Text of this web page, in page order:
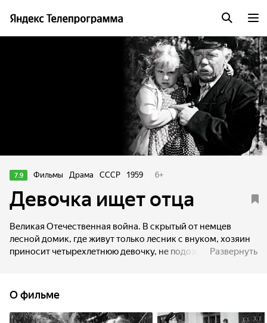
7.9 Фильмы Драма СССР 1959 6+
Девочка ищет отца
Великая Отечественная война. В скрытый от немцев
лесной домик, где живут только лесник с внуком, хозяин
приносит четырехлетнюю девочку, не подозревая,
местонахождение девочки, но, поняв свою ошибку,
он решает сделать всё возможное, чтобы спасти детей.
Развернуть
О фильме